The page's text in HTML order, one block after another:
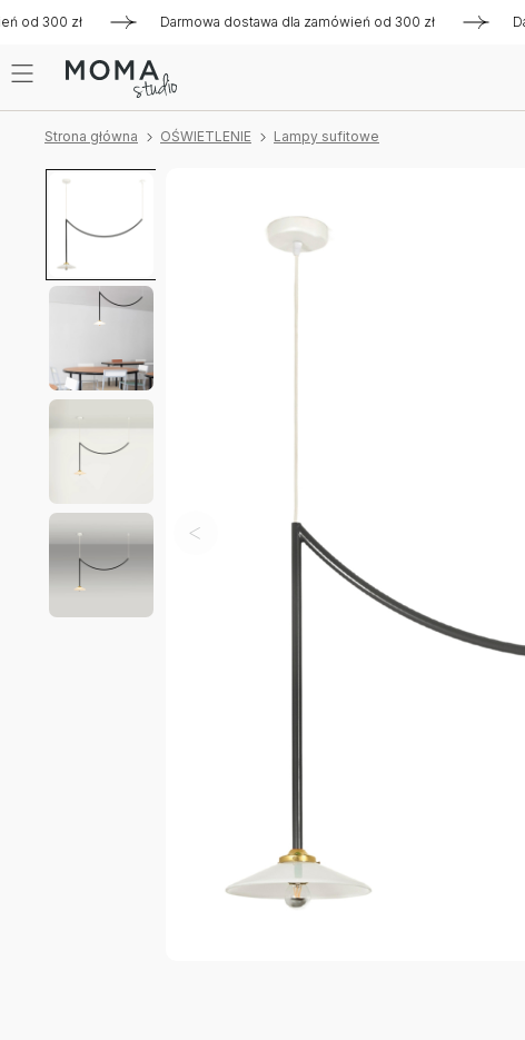
300 zł Darmowa dostawa dla zamówień od 300 zł
Strona główna OŚWIETLENIE Lampy sufitowe